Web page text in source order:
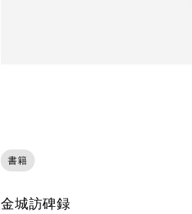
書籍
金城訪碑録